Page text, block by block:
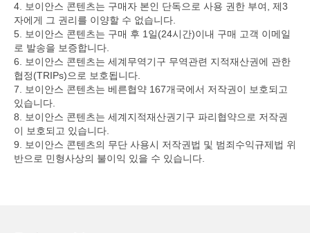
4. 보이안스 콘텐츠는 구매자 본인 단독으로 사용 권한 부여, 제3
자에게 그 권리를 이양할 수 없습니다.
5. 보이안스 콘텐츠는 구매 후 1일(24시간)이내 구매 고객 이메일
로 발송을 보증합니다.
6. 보이안스 콘텐츠는 세계무역기구 무역관련 지적재산권에 관한
협정(TRIPs)으로 보호됩니다.
7. 보이안스 콘텐츠는 베른협약 167개국에서 저작권이 보호되고
있습니다.
8. 보이안스 콘텐츠는 세계지적재산권기구 파리협약으로 저작권
이 보호되고 있습니다.
9. 보이안스 콘텐츠의 무단 사용시 저작권법 및 범죄수익규제법 위
반으로 민형사상의 불이익 있을 수 있습니다.